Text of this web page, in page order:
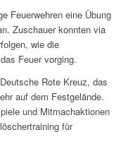
Feuerwehren eine Übung
Zuschauer konnten via
wie die
Feuer vorging.
Rote Kreuz, das
auf dem Festgelände.
und Mitmachaktionen
für